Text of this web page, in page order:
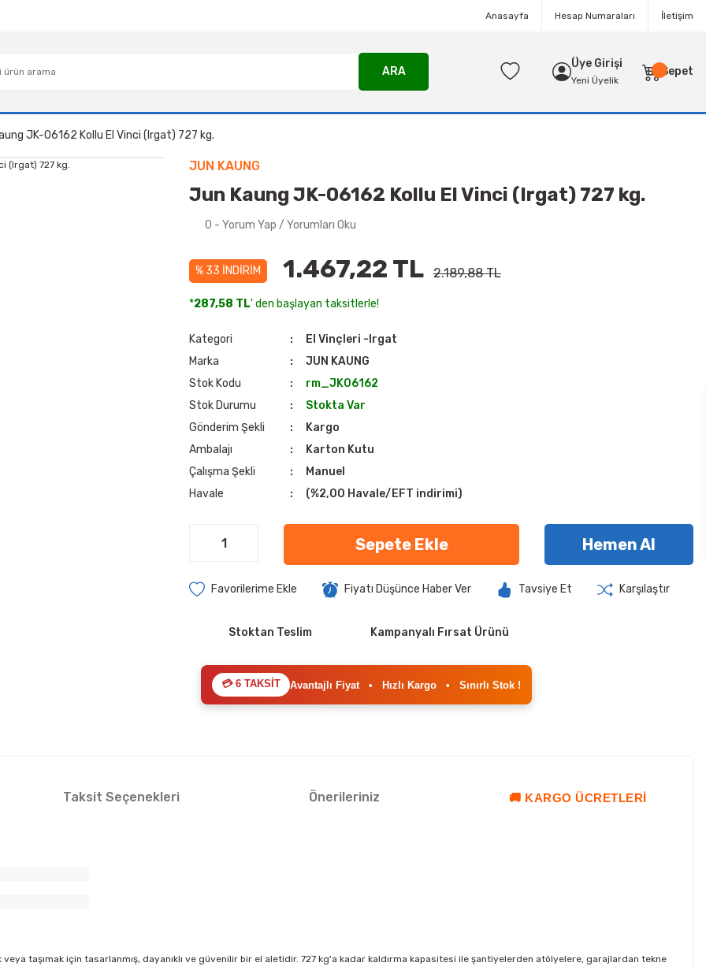
Anasayfa Hesap Numaraları İletişim
ARA
Üye Girişi
Yeni Üyelik
Sepet
JK-06162 Kollu El Vinci (Irgat) 727 kg.
JUN KAUNG
Jun Kaung JK-06162 Kollu El Vinci (Irgat) 727 kg.
0 - Yorum Yap / Yorumları Oku
% 33 İNDİRİM 1.467,22 TL 2.189,88 TL
*287,58 TL' den başlayan taksitlerle!
Kategori
El Vinçleri -Irgat
Marka
JUN KAUNG
Stok Kodu
rm_JK06162
Stok Durumu
Stokta Var
Gönderim Şekli
Kargo
Ambalajı
Karton Kutu
Çalışma Şekli
Manuel
Havale
(%2,00 Havale/EFT indirimi)
Sepete Ekle Hemen Al
Fiyatı Düşünce Haber Ver Tavsiye Et Karşılaştır
Stoktan Teslim Kampanyalı Fırsat Ürünü
💳 6 TAKSİT Avantajlı Fiyat • Hızlı Kargo • Sınırlı Stok !
Taksit Seçenekleri Önerileriniz 🚚 KARGO ÜCRETLERI
taşımak için tasarlanmış, dayanıklı ve güvenilir bir el aletidir. 727 kg'a kadar kaldırma kapasitesi ile şantiyelerden atölyelere, garajlardan tekne